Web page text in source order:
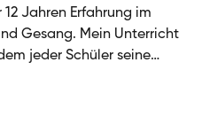
Jahren Erfahrung im
Gesang. Mein Unterricht
jeder Schüler seine
dass du die